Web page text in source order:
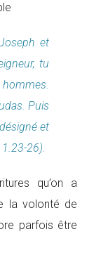
et
tu
Puis
et
26).
qu’on a
la volonté de
parfois être